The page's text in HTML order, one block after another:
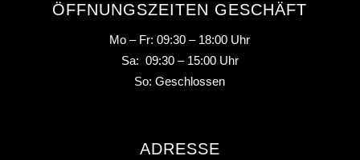
ÖFFNUNGSZEITEN GESCHÄFT
Mo – Fr: 09:30 – 18:00 Uhr
Sa: 09:30 – 15:00 Uhr
So: Geschlossen
ADRESSE